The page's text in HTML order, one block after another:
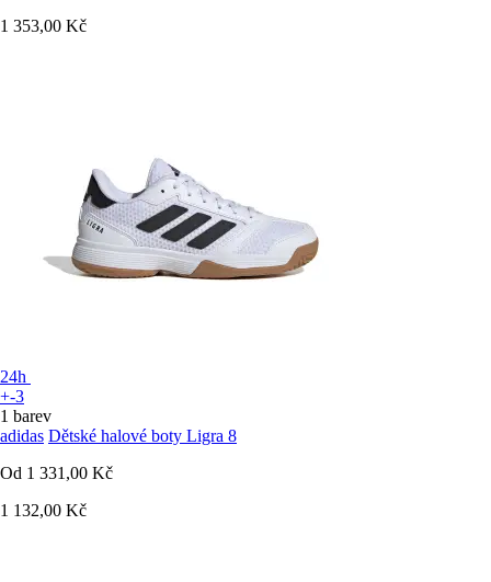
1 353,00 Kč
24h
+-3
1 barev
adidas Dětské halové boty Ligra 8
Od 1 331,00 Kč
1 132,00 Kč